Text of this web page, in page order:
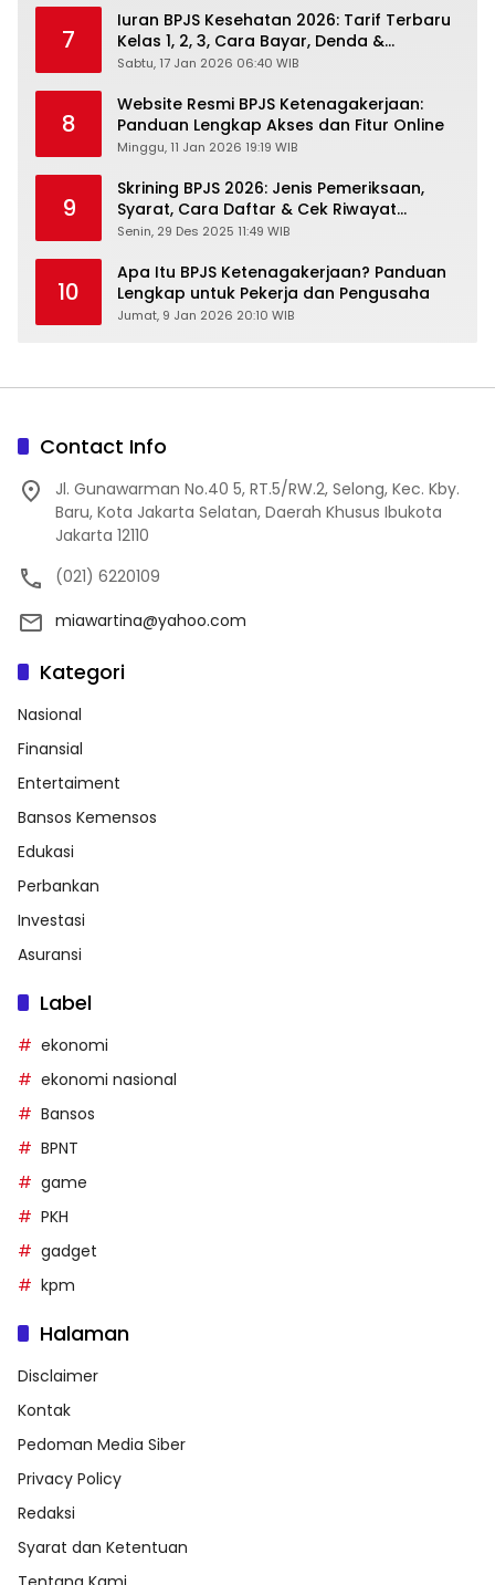
7
Iuran BPJS Kesehatan 2026: Tarif Terbaru
Kelas 1, 2, 3, Cara Bayar, Denda &
Panduan Lengkap Peserta JKN-KIS
Sabtu, 17 Jan 2026 06:40 WIB
8
Website Resmi BPJS Ketenagakerjaan:
Panduan Lengkap Akses dan Fitur Online
Minggu, 11 Jan 2026 19:19 WIB
9
Skrining BPJS 2026: Jenis Pemeriksaan,
Syarat, Cara Daftar & Cek Riwayat
Kesehatan Gratis
Senin, 29 Des 2025 11:49 WIB
10
Apa Itu BPJS Ketenagakerjaan? Panduan
Lengkap untuk Pekerja dan Pengusaha
Jumat, 9 Jan 2026 20:10 WIB
Contact Info
Jl. Gunawarman No.40 5, RT.5/RW.2, Selong, Kec. Kby.
Baru, Kota Jakarta Selatan, Daerah Khusus Ibukota
Jakarta 12110
(021) 6220109
miawartina@yahoo.com
Kategori
Nasional
Finansial
Entertaiment
Bansos Kemensos
Edukasi
Perbankan
Investasi
Asuransi
Label
ekonomi
ekonomi nasional
Bansos
BPNT
game
PKH
gadget
kpm
Halaman
Disclaimer
Kontak
Pedoman Media Siber
Privacy Policy
Redaksi
Syarat dan Ketentuan